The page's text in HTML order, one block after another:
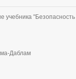
учебника
Даблам